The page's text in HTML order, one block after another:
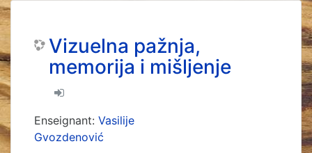
Vizuelna pažnja,
memorija i mišljenje
Enseignant: Vasilije
Gvozdenović